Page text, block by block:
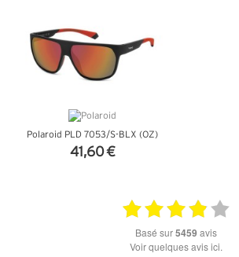
Polaroid PLD 7053/S-BLX (OZ)
41,60 €
basé sur5459 avis
Voir quelques avis ici.